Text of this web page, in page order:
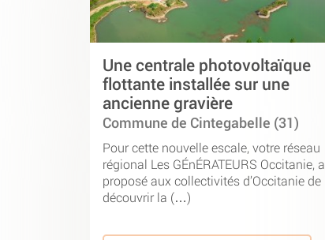
Une centrale photovoltaïque
flottante installée sur une
ancienne gravière
Commune de Cintegabelle (31)
Pour cette nouvelle escale, votre réseau
régional Les GÉnÉRATEURS Occitanie, a
proposé aux collectivités d’Occitanie de
découvrir la (…)